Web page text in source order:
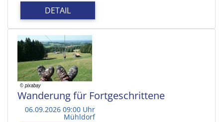
DETAIL
Wanderung für Fortgeschrittene
06.09.2026 09:00 Uhr
Mühldorf